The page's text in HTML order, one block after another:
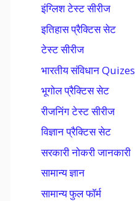
इंग्लिश टेस्ट सीरीज
इतिहास प्रैक्टिस सेट
टेस्ट सीरीज
भारतीय संविधान Quizes
भूगोल प्रैक्टिस सेट
रीजनिंग टेस्ट सीरीज
विज्ञान प्रैक्टिस सेट
सरकारी नोकरी जानकारी
सामान्य ज्ञान
सामान्य फुल फॉर्म